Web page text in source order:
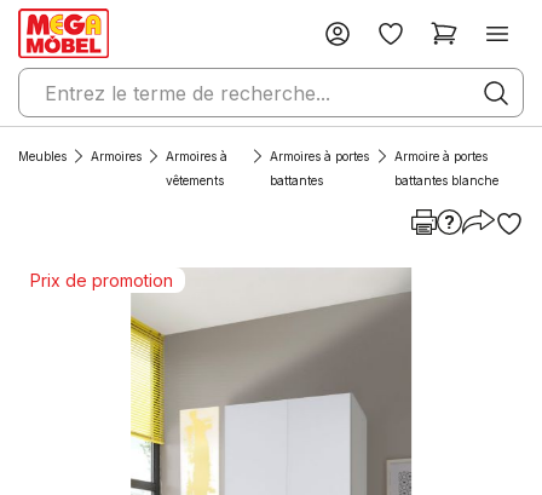
Meubles Armoires
Armoires à
vêtements
Armoires à portes
battantes
Armoire à portes
battantes blanche
Prix de promotion